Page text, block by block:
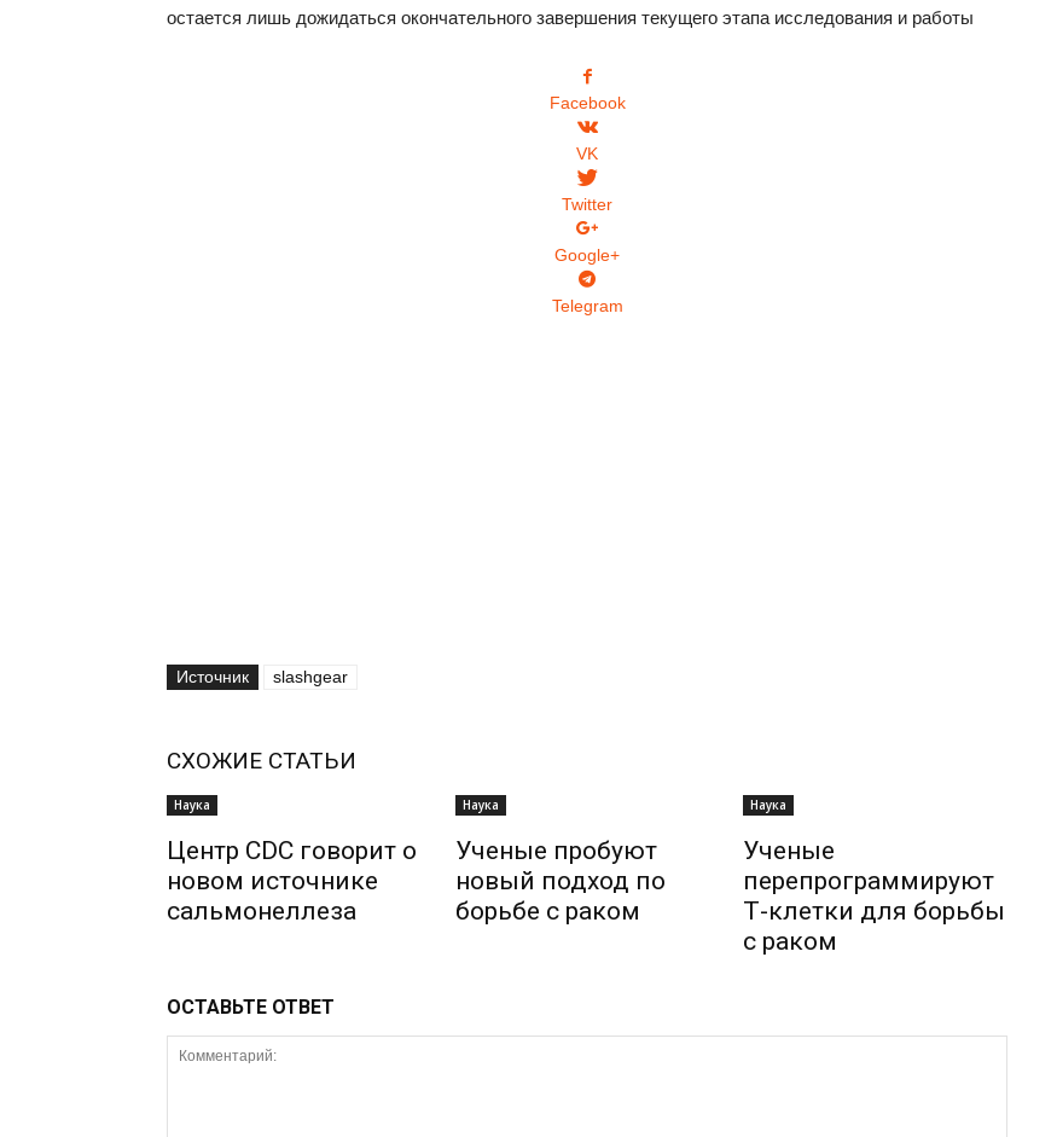
остается лишь дожидаться окончательного завершения текущего этапа исследования и работы
Facebook
VK
Twitter
Google+
Telegram
Источник slashgear
СХОЖИЕ СТАТЬИ
Наука
Центр CDC говорит о
новом источнике
сальмонеллеза
Наука
Ученые пробуют
новый подход по
борьбе с раком
Наука
Ученые
перепрограммируют
Т-клетки для борьбы
с раком
ОСТАВЬТЕ ОТВЕТ